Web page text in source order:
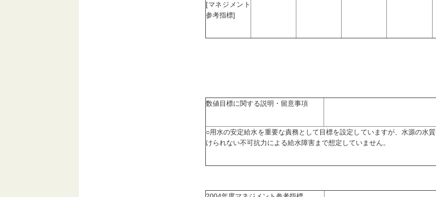
[マネジメント
参考指標]
数値目標に関する説明・留意事項
○用水の安定給水を重要な責務として目標を設定していますが、水源の水
けられない不可抗力による給水障害まで想定していません。